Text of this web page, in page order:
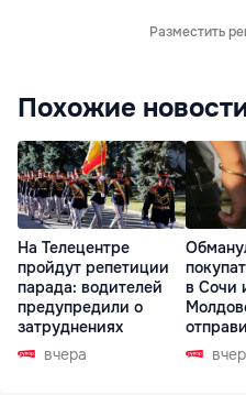
Разместить
Похожие
На Телецентре
пройдут репетиции
парада: водителей
предупредили о
затруднениях
вчера
в Сочи
РФ